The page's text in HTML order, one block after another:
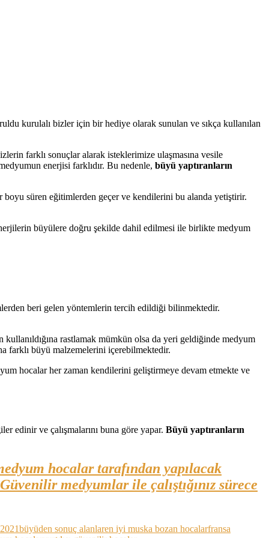
kurulalı bizler için bir hediye olarak sunulan ve sıkça kullanılan
farklı sonuçlar alarak isteklerimize ulaşmasına vesile
enerjisi farklıdır. Bu nedenle, büyü yaptıranların
süren eğitimlerden geçer ve kendilerini bu alanda yetiştirir.
büyülere doğru şekilde dahil edilmesi ile birlikte medyum
beri gelen yöntemlerin tercih edildiği bilinmektedir.
rastlamak mümkün olsa da yeri geldiğinde medyum
farklı büyü malzemelerini içerebilmektedir.
hocalar her zaman kendilerini geliştirmeye devam etmekte ve
edinir ve çalışmalarını buna göre yapar. Büyü yaptıranların
hocalar tarafından yapılacak
medyumlar ile çalıştığınız sürece
büyüden sonuç alanlaren iyi muska bozan hocalarfransa